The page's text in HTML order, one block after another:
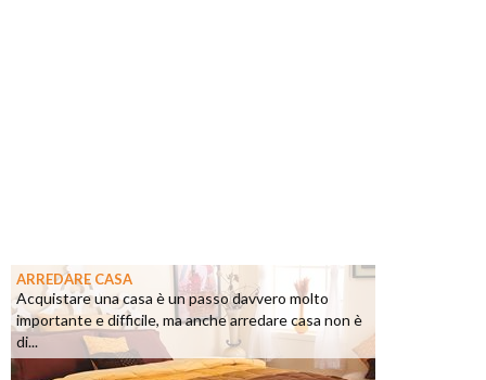
ARREDARE CASA
Acquistare una casa è un passo davvero molto
importante e difficile, ma anche arredare casa non è
di...